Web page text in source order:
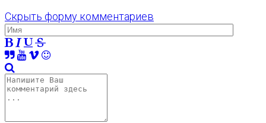
Скрыть форму комментариев